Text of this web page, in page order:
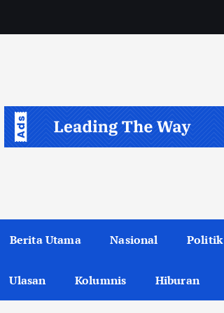
Berita Utama Nasional Politik
Ulasan Kolumnis Hiburan